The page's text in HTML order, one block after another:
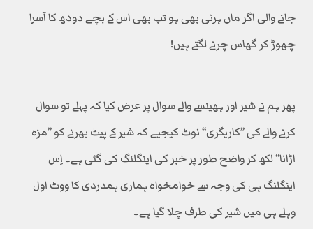
جانے والی اگر ماں ہرنی بھی ہو تب بھی اس کے بچے دودھ کا آسرا
چھوڑ کر گھاس چرنے لگتے ہیں!
پھر ہم نے شیر اور ہھینسے والے سوال پر عرض کیا کہ پہلے تو سوال
کرنے والے کی ’’کاریگری‘‘ نوٹ کیجیے کہ شیر کے پیٹ بھرنے کو ’’مزہ
اڑانا‘‘ لکھ کر واضح طور پر خبر کی اینگلنگ کی گئی ہے۔ اِس
اینگلنگ ہی کی وجہ سے خوامخواہ ہماری ہمدردی کا ووٹ اول
وہلے ہی میں شیر کی طرف چلا گیا ہے۔